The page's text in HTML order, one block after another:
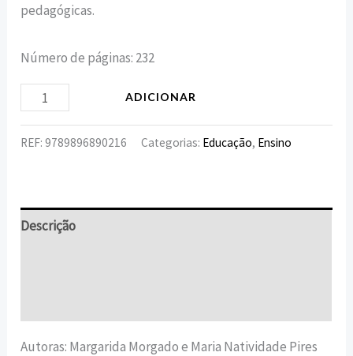
pedagógicas.
Número de páginas: 232
ADICIONAR
REF:9789896890216 Categorias: Educação, Ensino
Descrição
Autoras: Margarida Morgado e Maria Natividade Pires